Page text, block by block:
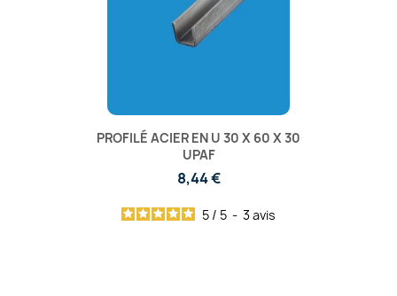
PROFILÉ ACIER EN U 30 X 60 X 30
UPAF
8,44 €
5 / 5 - 3avis